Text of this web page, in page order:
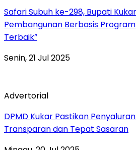
Safari Subuh ke-298, Bupati
Pembangunan Berbasis
Terbaik”
Senin, 21 Jul 2025
Advertorial
DPMD Kukar Pastikan
Transparan dan Tepat Sasaran